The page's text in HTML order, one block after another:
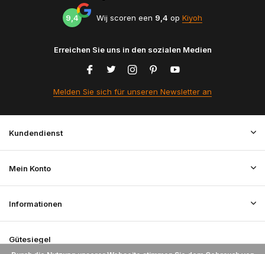
9,4 Wij scoren een 9,4 op Kiyoh
Erreichen Sie uns in den sozialen Medien
Melden Sie sich für unseren Newsletter an
Kundendienst
Mein Konto
Informationen
Gütesiegel